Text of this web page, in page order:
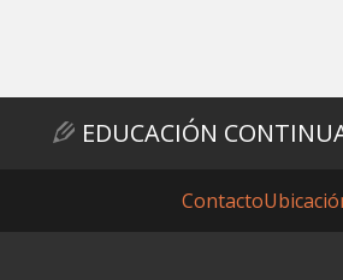
EDUCACIÓN
Contacto